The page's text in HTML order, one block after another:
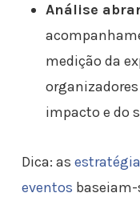
Análise
medição da
impacto e do
Dica: as
eventos